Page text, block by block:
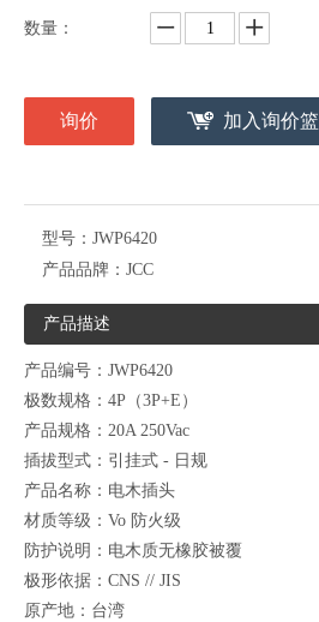
数量：
询价 加入询价篮
型号： JWP6420
产品品牌： JCC
产品描述
产品编号：JWP6420
极数规格：4P（3P+E）
产品规格：20A 250Vac
插拔型式：引挂式 - 日规
产品名称：电木插头
材质等级：Vo 防火级
防护说明：电木质无橡胶被覆
极形依据：CNS // JIS
原产地：台湾